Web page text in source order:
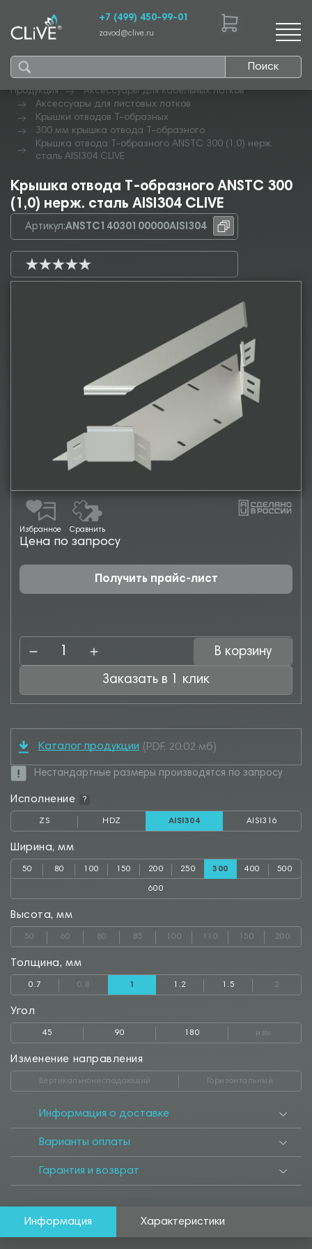
Поиск
+7 (499) 450-99-01
zavod@clive.ru
Продукция
Аксессуары для кабельных лотков
Аксессуары для листовых лотков
Крышки отводов Т-образных
300 мм крышка отвода Т-образного
Крышка отвода Т-образного ANSTC 300 (1,0) нерж.
сталь AISI304 CLIVE
Крышка отвода Т-образного ANSTC 300
(1,0) нерж. сталь AISI304 CLIVE
Артикул:ANSTC14030100000AISI304
Избранное Сравнить
Цена по запросу
Получить прайс-лист
В корзину
Заказать в 1 клик
Каталог продукции (PDF, 20.02 мб)
Нестандартные размеры производятся по запросу
Исполнение ?
ZS HDZ AISI304 AISI316
Ширина, мм
50 80 100 150 200 250 300 400 500
600
Высота, мм
50 60 80 85 100 110 150 200
Толщина, мм
0.7 0.8 1 1.2 1.5 2
Угол
45 90 180 изм.
Изменение направления
Вертикальнониспадающий Горизонтальный
Информация о доставке
Варианты оплаты
Гарантия и возврат
Информация Характеристики